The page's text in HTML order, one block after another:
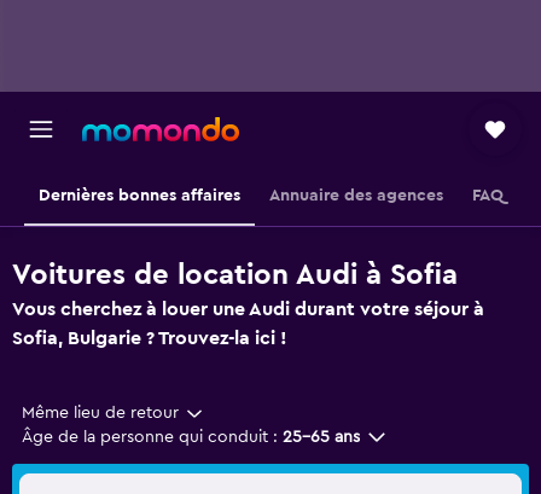
Dernières bonnes affaires Annuaire des agences FAQ
Voitures de location Audi à Sofia
Vous cherchez à louer une Audi durant votre séjour à
Sofia, Bulgarie ? Trouvez-la ici !
Même lieu de retour
Âge de la personne qui conduit : 25-65 ans